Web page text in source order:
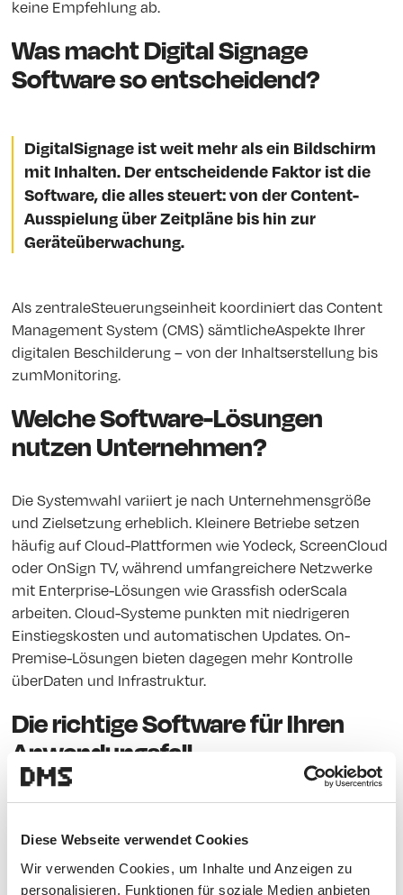
Diese Webseite verwendet Cookies
Wir verwenden Cookies, um Inhalte und Anzeigen zu
personalisieren, Funktionen für soziale Medien anbieten
keine Empfehlung ab.
Was macht Digital Signage
Software so entscheidend?
DigitalSignage ist weit mehr als ein Bildschirm
mit Inhalten. Der entscheidende Faktor ist die
Software, die alles steuert: von der Content-
Ausspielung über Zeitpläne bis hin zur
Geräteüberwachung.
Als zentraleSteuerungseinheit koordiniert das Content
Management System (CMS) sämtlicheAspekte Ihrer
digitalen Beschilderung – von der Inhaltserstellung bis
zumMonitoring.
Welche Software-Lösungen
nutzen Unternehmen?
Die Systemwahl variiert je nach Unternehmensgröße
und Zielsetzung erheblich. Kleinere Betriebe setzen
häufig auf Cloud-Plattformen wie Yodeck, ScreenCloud
oder OnSign TV, während umfangreichere Netzwerke
mit Enterprise-Lösungen wie Grassfish oderScala
arbeiten. Cloud-Systeme punkten mit niedrigeren
Einstiegskosten und automatischen Updates. On-
Premise-Lösungen bieten dagegen mehr Kontrolle
überDaten und Infrastruktur.
Die richtige Software für Ihren
Anwendungsfall
Die passendeLösung hängt vom Einsatzzweck ab.
Betreiben Sie ein Retail-Netzwerk mit zahlreichen